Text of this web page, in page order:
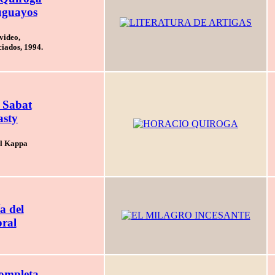
1994.
Kappa
del